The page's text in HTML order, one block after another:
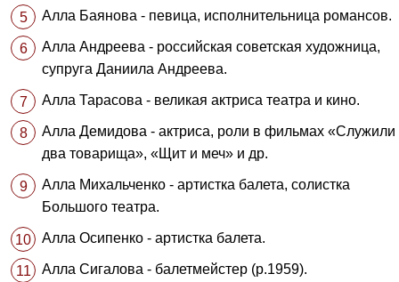
Алла Баянова - певица, исполнительница романсов.
Алла Андреева - российская советская художница,
супруга Даниила Андреева.
Алла Тарасова - великая актриса театра и кино.
Алла Демидова - актриса, роли в фильмах «Служили
два товарища», «Щит и меч» и др.
Алла Михальченко - артистка балета, солистка
Большого театра.
Алла Осипенко - артистка балета.
Алла Сигалова - балетмейстер (р.1959).